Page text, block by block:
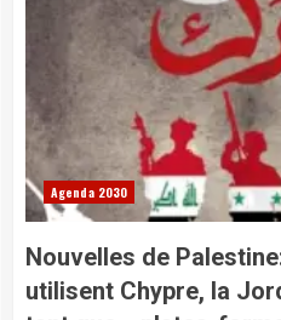
Agenda 2030
Nouvelles de
utilisent Chypre, la